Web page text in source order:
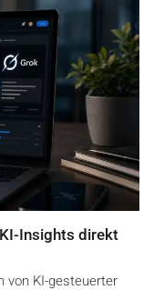
Insights direkt
von KI-gesteuerter